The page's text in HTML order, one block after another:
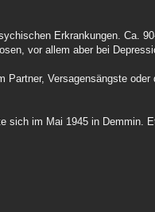
Erkrankungen. Ca.
vor allem aber bei
Versagensängste
sich im Mai 1945 in Demmin.